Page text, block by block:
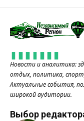
Новости и аналитика:
отдых, политика,
Актуальные события,
широкой аудитории.
Выбор